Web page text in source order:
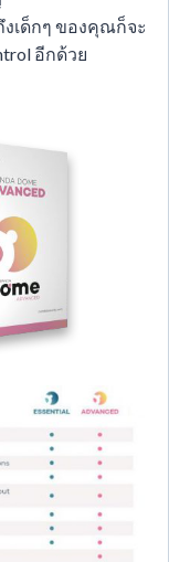
เด็กๆ ของคุณก็จะ
อีกด้วย